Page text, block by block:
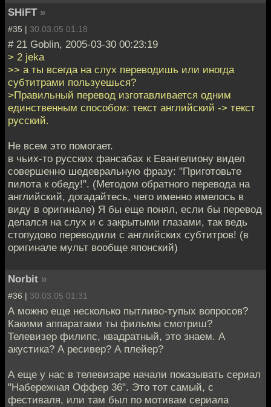
SHiFT »
#35 | 30.03.05 01:18
# 21 Goblin, 2005-03-30 00:23:19
> 2 jeka
>> а ты всегда на слух переводишь или иногда
субтитрами пользуешься?
>Правильный перевод изготавливается одним
единственным способом: текст английский -> текст
русский.
Не всем это помогает.
в чьих-то русских фансабах к Евангелиону видел
совершенно шедевральную фразу: "Приготовьте
пилота к обеду!". (Методом обратного перевода на
английский, догадайтесь, чего именно имелось в
виду в оригинале) Я бы еще понял, если бы перевод
делался на слух и с закрытыми глазами, так ведь
стопудово переводили с английских субтитров! (в
оригинале мульт вообще японский)
Norbit »
#36 | 30.03.05 01:31
А можно еще несколько пытливо-тупых вопросов?
Какими аппаратами ты фильмы смотриш?
Телевизер филипс, квадратный, это знаем. А
акустика? А ресивер? А плейер?
А еще у нас в телевизаре начали показывать сериал
"Набережная Оффер 36". Это тот самый, с
фестиваля, или там был по мотивам сериала